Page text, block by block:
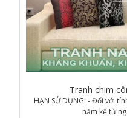
Tranh chim
HẠN SỬ DỤNG: - Đối với
năm kể từ